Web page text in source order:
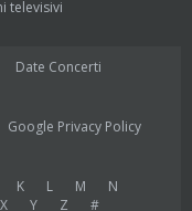
televisivi
Date Concerti
Google Privacy Policy
K L M
N
X Y Z #